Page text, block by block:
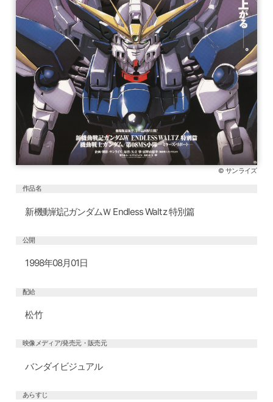
© サンライズ
作品名
新機動戦記ガンダムＷ Endless Waltz 特別篇
公開
1998年08月01日
配給
松竹
映像メディア/発売元・販売元
バンダイビジュアル
あらすじ